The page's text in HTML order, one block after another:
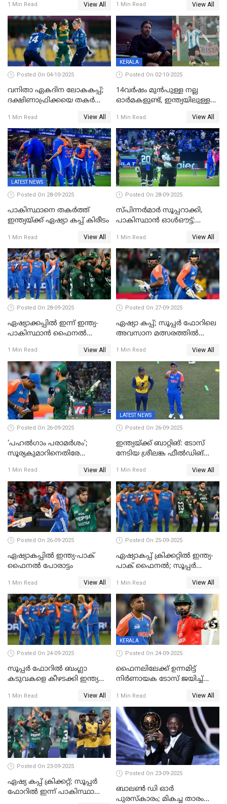
അംബാസഡര്‍
1 Min Read View All 1 Min Read View All
Posted On 04-10-2025
വനിതാ ഏകദിന ലോകകപ്പ്;
ദക്ഷിണാഫ്രിക്കയെ തകർത്ത്
1 Min Read View All
KERALA
Posted On 02-10-2025
14വർഷം മുൻപുള്ള നല്ല
ഓർമകളുണ്ട്, ഇന്ത്യയിലുള്ള
കാത്തിരിക്കുന്നു; വരവ്
സ്ഥിരീകരിച്ച് മെസി
1 Min Read View All
LATEST NEWS
Posted On 28-09-2025
പാകിസ്ഥാനെ തകർത്ത്
ഇന്ത്യയ്ക്ക് ഏഷ്യാ കപ്പ് കിരീടം
1 Min Read View All
Posted On 28-09-2025
സ്പിന്നർമാർ സൂപ്പറാക്കി,
പാകിസ്ഥാൻ ഓൾഔട്ട്;
വിജയലക്ഷ്യം, കുൽദീപിന് 4
വിക്കറ്റ്
1 Min Read View All
Posted On 28-09-2025
ഏഷ്യാക്കപ്പില്‍ ഇന്ന് ഇന്ത്യ-
പാകിസ്ഥാന്‍ ഫൈനല്‍
1 Min Read View All
Posted On 27-09-2025
ഏഷ്യാ കപ്പ്; സൂപ്പർ ഫോറിലെ
അവസാന മത്സരത്തിൽ
1 Min Read View All
Posted On 26-09-2025
‘പഹൽഗാം പരാമർശം’;
സൂര്യകുമാറിനെതിരേ
ഹാരിസ് റൗഫിനും പിഴ ശിക്ഷ
1 Min Read View All
LATEST NEWS
Posted On 26-09-2025
ഇന്ത്യയ്ക്ക് ബാറ്റിങ്: ടോസ്
നേടിയ ശ്രീലങ്ക ഫീൽഡിങ്
1 Min Read View All
Posted On 26-09-2025
ഏഷ്യാകപ്പില്‍ ഇന്ത്യ-പാക്
ഫൈനല്‍ പോരാട്ടം
1 Min Read View All
Posted On 25-09-2025
ഏഷ്യാകപ്പ് ക്രിക്കറ്റിൽ ഇന്ത്യ-
പാക് ഫൈനല്‍; സൂപ്പർ
തോൽപിച്ച് പാകിസ്ഥാൻ
1 Min Read View All
Posted On 24-09-2025
സൂപ്പർ ഫോറിൽ ബംഗ്ലാ
കടുവകളെ കീഴടക്കി ഇന്ത്യ
1 Min Read View All
KERALA
Posted On 24-09-2025
ഫൈനലിലേക്ക് ഉന്നമിട്ട്
നിര്‍ണായക ടോസ് ജയിച്ച്
ഇന്ത്യയ്ക്ക് ബാറ്റിംഗ്
1 Min Read View All
Posted On 23-09-2025
ഏഷ്യ കപ്പ് ക്രിക്കറ്റ്; സൂപ്പര്‍
ഫോറിൽ ഇന്ന് പാകിസ്ഥാനും
Posted On 23-09-2025
ബാലണ്‍ ഡി ഓര്‍
പുരസ്‌കാരം; മികച്ച താരം